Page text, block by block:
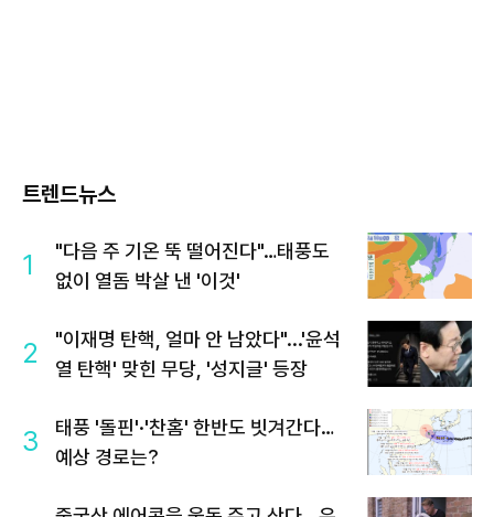
트렌드뉴스
1
"다음 주 기온 뚝 떨어진다"…태풍도
없이 열돔 박살 낸 '이것'
2
"이재명 탄핵, 얼마 안 남았다"...'윤석
열 탄핵' 맞힌 무당, '성지글' 등장
3
태풍 '돌핀'·'찬홈' 한반도 빗겨간다…
예상 경로는?